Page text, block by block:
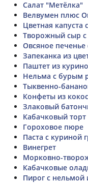
Салат "Метёлка"
Велвумен плюс
Цветная капуста
Творожный сыр
Овсяное
Запеканка из
Паштет из
Нельма с бурым
Тыквенно-
Конфеты из
Злаковый
Кабачковый торт
Гороховое пюре
Паста с куриной
Винегрет
Морковно-
Кабачковые
Пирог с нельмой